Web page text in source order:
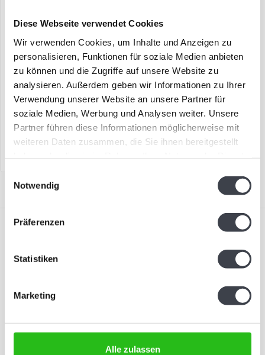
Diese Webseite verwendet Cookies
Wir verwenden Cookies, um Inhalte und Anzeigen zu
personalisieren, Funktionen für soziale Medien anbieten
zu können und die Zugriffe auf unsere Website zu
analysieren. Außerdem geben wir Informationen zu Ihrer
Verwendung unserer Website an unsere Partner für
soziale Medien, Werbung und Analysen weiter. Unsere
Partner führen diese Informationen möglicherweise mit
weiteren Daten zusammen, die Sie ihnen bereitgestellt
Notwendig
Präferenzen
Statistiken
Marketing
Alle zulassen
„Orpheus“ Mats Jonasson
Wandobjekt „Orpheus“ von
Mats Jonasson
€3.600,00
Bleiben Sie auf dem Laufenden und erhalten Sie einen